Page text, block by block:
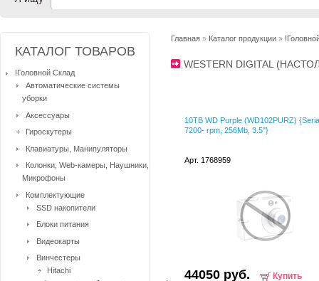
Главная » Каталог продукции »
WESTERN DIGITAL
10TB WD Purple (WD102PURZ)
7200- rpm, 256Mb, 3.5"}
Арт. 1768959
44050 руб. Купить
КАТАЛОГ ТОВАРОВ
!Головной Склад
Автоматические системы
уборки
Аксессуары
Гироскутеры
Клавиатуры, Манипуляторы
Колонки, Web-камеры, Наушники,
Микрофоны
Комплектующие
SSD накопители
Блоки питания
Видеокарты
Винчестеры
Hitachi